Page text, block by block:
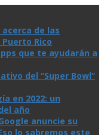
de las
Rico
que te ayudarán a
del “Super Bowl”
en 2022: un
año
anuncie su
lo sabremos este